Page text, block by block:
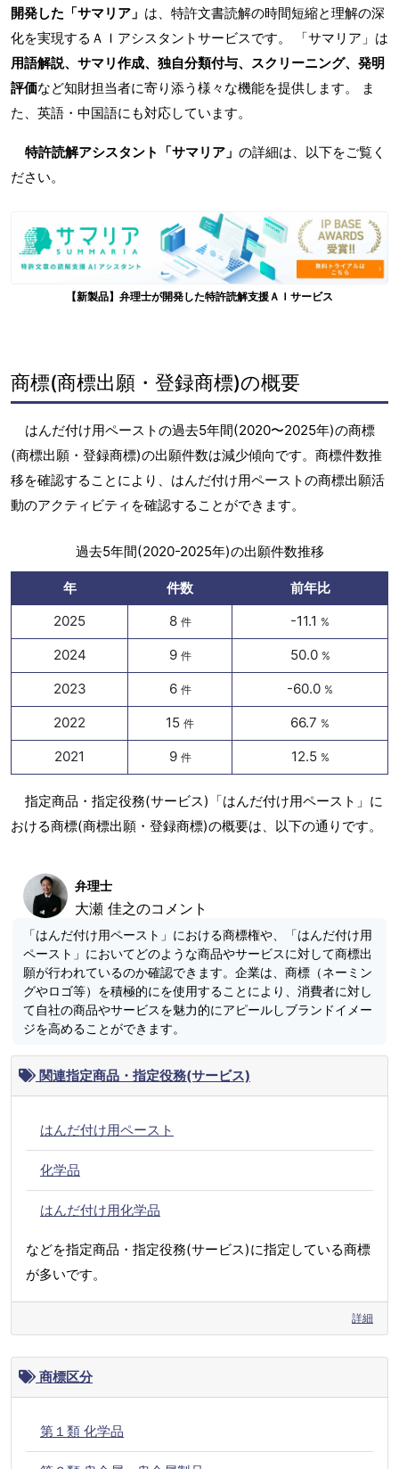
開発した「サマリア」 は、特許文書読解の時間短縮と理解の深
化を実現するＡＩアシスタントサービスです。 「サマリア」は
用語解説、サマリ作成、独自分類付与、スクリーニング、発明
評価など知財担当者に寄り添う様々な機能を提供します。 ま
た、英語・中国語にも対応しています。
特許読解アシスタント「サマリア」 の詳細は、以下をご覧く
ださい。
【新製品】弁理士が開発した特許読解支援ＡＩサービス
商標(商標出願・登録商標)の概要
はんだ付け用ペーストの過去5年間(2020〜2025年)の商標
(商標出願・登録商標)の出願件数は減少傾向です。商標件数推
移を確認することにより、はんだ付け用ペーストの商標出願活
動のアクティビティを確認することができます。
過去5年間(2020-2025年)の出願件数推移
年 件数
前年比
2025
8 件 -11.1 %
2024 9 件 50.0 %
2023 6 件 -60.0 %
2022 15 件 66.7 %
2021 9 件 12.5 %
指定商品・指定役務(サービス)「はんだ付け用ペースト」に
おける商標(商標出願・登録商標)の概要は、以下の通りです。
弁理士
大瀬 佳之のコメント
「はんだ付け用ペースト」における商標権や、「はんだ付け用
ペースト」においてどのような商品やサービスに対して商標出
願が行われているのか確認できます。企業は、商標（ネーミン
グやロゴ等）を積極的にを使用することにより、消費者に対し
て自社の商品やサービスを魅力的にアピールしブランドイメー
ジを高めることができます。
関連指定商品・指定役務(サービス)
はんだ付け用ペースト
化学品
はんだ付け用化学品
などを指定商品・指定役務(サービス)に指定している商標
が多いです。
詳細
商標区分
第１類 化学品